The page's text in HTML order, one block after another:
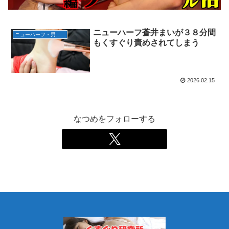
ニューハーフ・男の娘
ニューハーフ蒼井まいが３８分間
もくすぐり責めされてしまう
2026.02.15
なつめをフォローする